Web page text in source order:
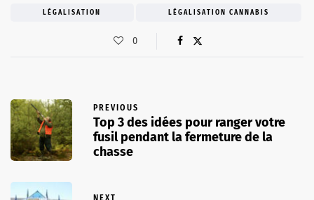
LÉGALISATION LÉGALISATION CANNABIS
0
PREVIOUS
Top 3 des idées pour ranger votre
fusil pendant la fermeture de la
chasse
NEXT